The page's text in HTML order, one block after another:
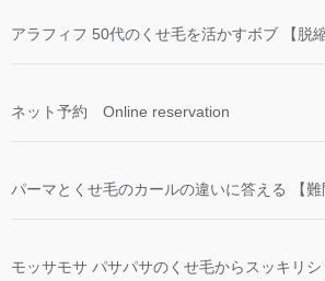
アラフィフ 50代のくせ毛を活かすボブ 【脱縮
ネット予約 Online reservation
パーマとくせ毛のカールの違いに答える 【難
モッサモサ パサパサのくせ毛からスッキリ